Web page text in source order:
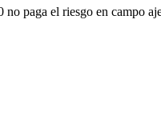
paga el riesgo en campo